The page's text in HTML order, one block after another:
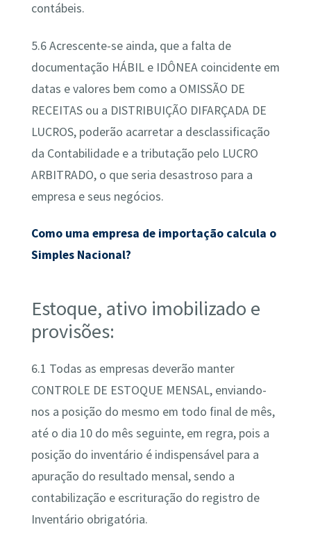
contábeis.
5.6 Acrescente-se ainda, que a falta de
documentação HÁBIL e IDÔNEA coincidente em
datas e valores bem como a OMISSÃO DE
RECEITAS ou a DISTRIBUIÇÃO DIFARÇADA DE
LUCROS, poderão acarretar a desclassificação
da Contabilidade e a tributação pelo LUCRO
ARBITRADO, o que seria desastroso para a
empresa e seus negócios.
Como uma empresa de importação calcula o
Simples Nacional?
Estoque, ativo imobilizado e
provisões:
6.1 Todas as empresas deverão manter
CONTROLE DE ESTOQUE MENSAL, enviando-
nos a posição do mesmo em todo final de mês,
até o dia 10 do mês seguinte, em regra, pois a
posição do inventário é indispensável para a
apuração do resultado mensal, sendo a
contabilização e escrituração do registro de
Inventário obrigatória.